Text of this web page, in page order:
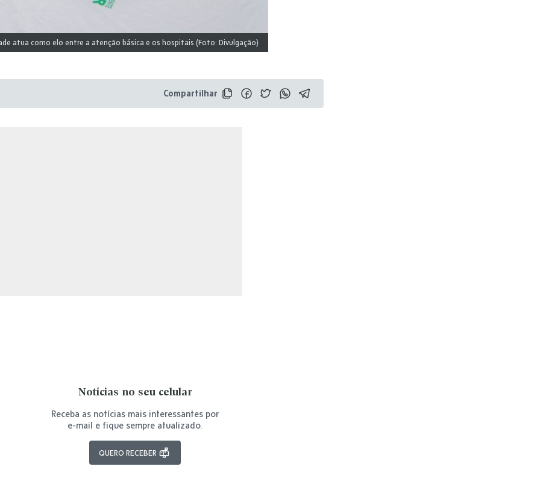
atua como elo entre a atenção básica e os hospitais (Foto: Divulgação)
Compartilhar
Notícias no seu celular
Receba as notícias mais interessantes por
e-mail e fique sempre atualizado.
QUERO RECEBER